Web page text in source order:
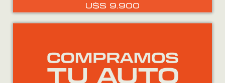
U$S 9.900